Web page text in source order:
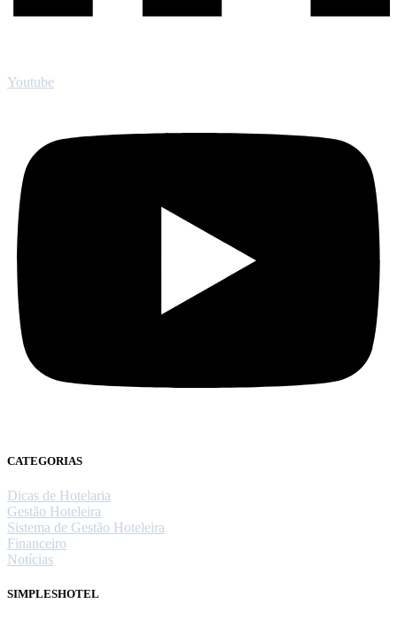
Youtube
CATEGORIAS
Dicas de Hotelaria
Gestão Hoteleira
Sistema de Gestão Hoteleira
Financeiro
Notícias
SIMPLESHOTEL